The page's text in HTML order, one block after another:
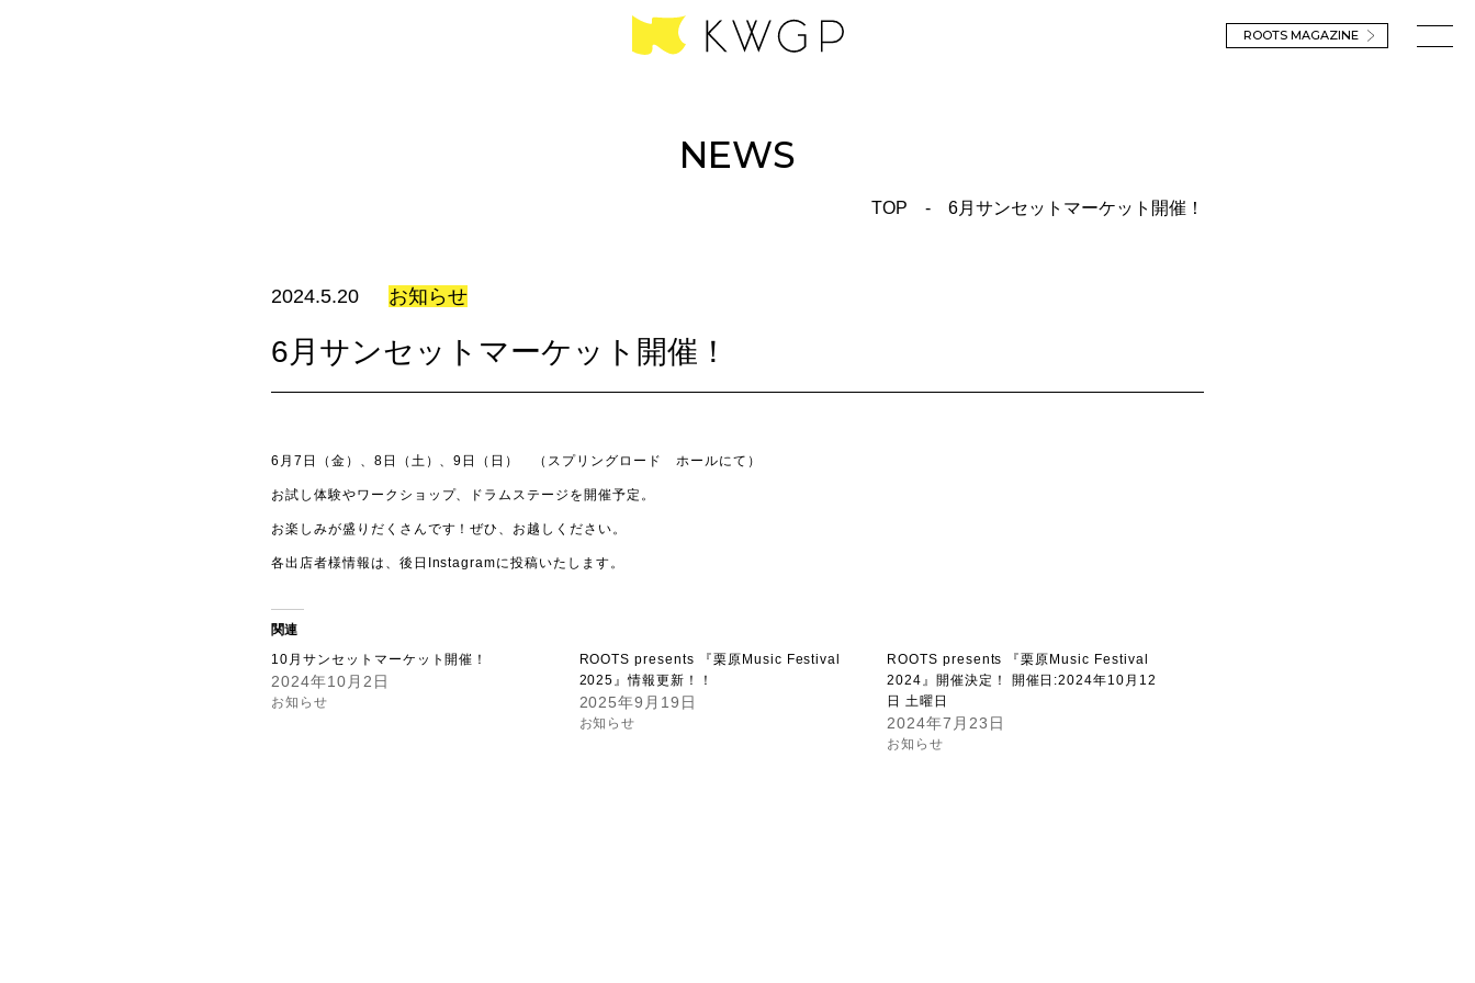
ROOTS MAGAZINE
NEWS
TOP - 6月サンセットマーケット開催！
2024.5.20 お知らせ
6月サンセットマーケット開催！
6月7日（金）、8日（土）、9日（日） （スプリングロード ホールにて）
お試し体験やワークショップ、ドラムステージを開催予定。
お楽しみが盛りだくさんです！ぜひ、お越しください。
各出店者様情報は、後日Instagramに投稿いたします。
関連
10月サンセットマーケット開催！
2024年10月2日
お知らせ
ROOTS presents 『栗原Music Festival
2025』情報更新！！
2025年9月19日
お知らせ
ROOTS presents 『栗原Music Festival
2024』開催決定！ 開催日:2024年10月12
日 土曜日
2024年7月23日
お知らせ